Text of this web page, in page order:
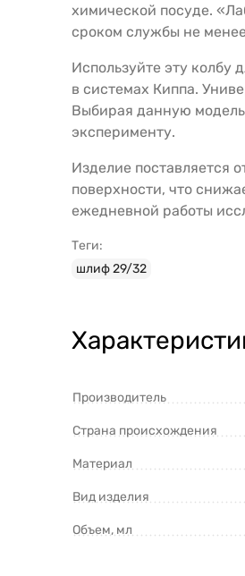
химической посуде.
сроком службы не
Используйте эту колбу
в системах Киппа.
Выбирая данную
эксперименту.
Изделие поставляется
поверхности, что
ежедневной работы
Теги:
шлиф 29/32
Производитель
Страна происхождения
Материал
Вид изделия
Объем, мл